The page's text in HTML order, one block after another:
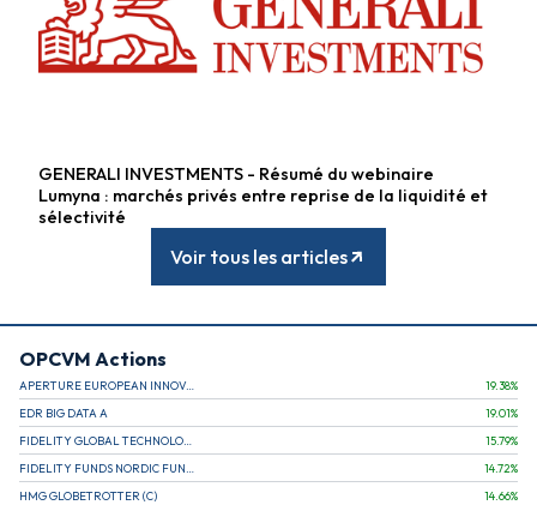
Fonds alternatifs
GENERALI INVESTMENTS - Résumé du webinaire
Lumyna : marchés privés entre reprise de la liquidité et
sélectivité
Voir tous les articles
OPCVM Actions
APERTURE EUROPEAN INNOVATION 19.38%
EDR BIG DATA A
19.01%
15.79%
14.72%
HMG GLOBETROTTER (C)
14.66%